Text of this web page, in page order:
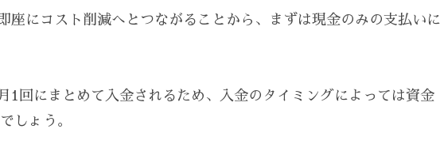
座にコスト削減へとつながることから、まずは現金のみの支払いに
1回にまとめて入金されるため、入金のタイミングによっては資金
しょう。